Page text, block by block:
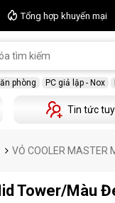
Tổng hợp khuyến mại
phòng PC giả lập - Nox
Tin tức
VỎ COOLER MASTER
Tower/Màu